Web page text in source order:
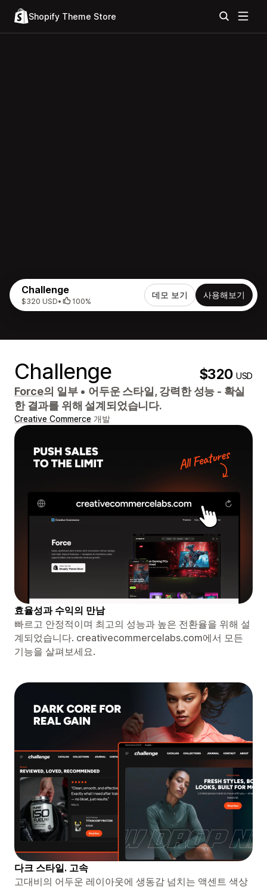
Shopify Theme Store
Challenge
$320 USD• 100%
데모 보기 사용해보기
Challenge $320USD
Force의 일부 • 어두운 스타일, 강력한 성능 - 확실
한 결과를 위해 설계되었습니다.
Creative Commerce 개발
효율성과 수익의 만남
빠르고 안정적이며 최고의 성능과 높은 전환율을 위해 설
계되었습니다. creativecommercelabs.com에서 모든
기능을 살펴보세요.
다크 스타일. 고속
고대비의 어두운 레이아웃에 생동감 넘치는 액센트 색상